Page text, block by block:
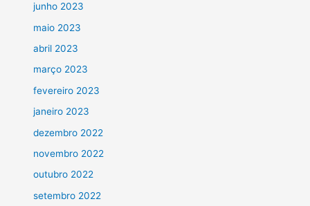
junho 2023
maio 2023
abril 2023
março 2023
fevereiro 2023
janeiro 2023
dezembro 2022
novembro 2022
outubro 2022
setembro 2022